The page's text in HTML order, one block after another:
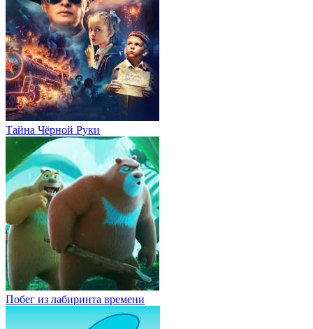
Тайна Чёрной Руки
Побег из лабиринта времени